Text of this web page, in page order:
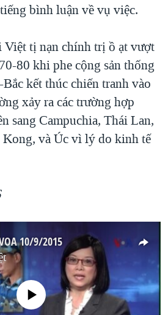
bình luận về vụ việc.
Việt tị nạn chính trị ồ ạt vượt
80 khi phe cộng sản thống
kết thúc chiến tranh vào
xảy ra các trường hợp
sang Campuchia, Thái Lan,
và Úc vì lý do kinh tế
10/9/2015
currently available